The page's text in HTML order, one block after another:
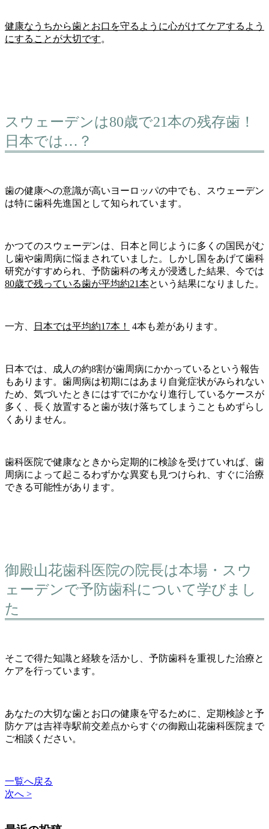
健康なうちから歯とお口を守るように心がけてケアするよう
にすることが大切です。
スウェーデンは80歳で21本の残存歯！
日本では…？
歯の健康への意識が高いヨーロッパの中でも、スウェーデン
は特に歯科先進国として知られています。
かつてのスウェーデンは、日本と同じように多くの国民がむ
し歯や歯周病に悩まされていました。しかし国をあげて歯科
研究がすすめられ、予防歯科の考えが浸透した結果、今では
80歳で残っている歯が平均約21本という結果になりました。
一方、 日本では平均約17本！ 4本も差があります。
日本では、成人の約8割が歯周病にかかっているという報告
もあります。歯周病は初期にはあまり自覚症状がみられない
ため、気づいたときにはすでにかなり進行しているケースが
多く、長く放置すると歯が抜け落ちてしまうこともめずらし
くありません。
歯科医院で健康なときから定期的に検診を受けていれば、歯
周病によって起こるわずかな異変も見つけられ、すぐに治療
できる可能性があります。
御殿山花歯科医院の院長は本場・スウ
ェーデンで予防歯科について学びまし
た
そこで得た知識と経験を活かし、予防歯科を重視した治療と
ケアを行っています。
あなたの大切な歯とお口の健康を守るために、定期検診と予
防ケアは吉祥寺駅前交差点からすぐの御殿山花歯科医院まで
ご相談ください。
一覧へ戻る
次へ >